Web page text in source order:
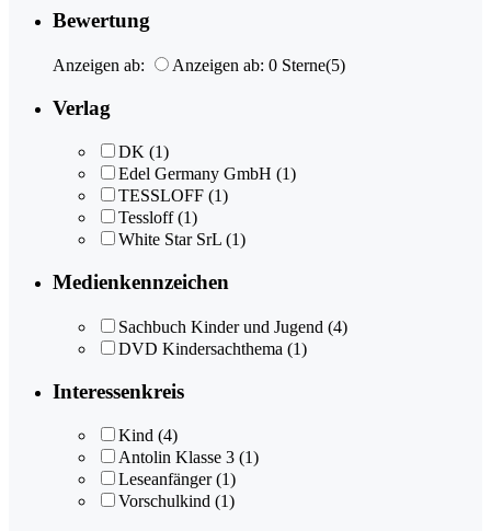
Bewertung
Anzeigen ab: Anzeigen ab: 0 Sterne(5)
Verlag
DK (1)
Edel Germany GmbH (1)
TESSLOFF (1)
Tessloff (1)
White Star SrL (1)
Medienkennzeichen
Sachbuch Kinder und Jugend (4)
DVD Kindersachthema (1)
Interessenkreis
Kind (4)
Antolin Klasse 3 (1)
Leseanfänger (1)
Vorschulkind (1)